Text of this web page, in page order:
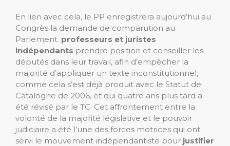
En lien avec cela, le PP enregistrera aujourd’hui au
Congrès la demande de comparution au
Parlement. professeurs et juristes
indépendants prendre position et conseiller les
députés dans leur travail, afin d’empêcher la
majorité d’appliquer un texte inconstitutionnel,
comme cela s’est déjà produit avec le Statut de
Catalogne de 2006, et qui quatre ans plus tard a
été révisé par le TC. Cet affrontement entre la
volonté de la majorité législative et le pouvoir
judiciaire a été l’une des forces motrices qui ont
servi le mouvement indépendantiste pour justifier